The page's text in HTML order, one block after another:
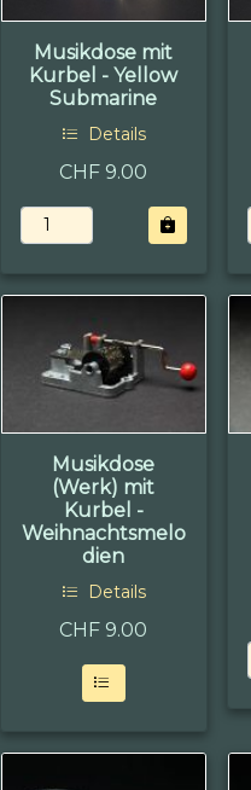
Musikdose mit
Kurbel - Yellow
Submarine
Details
CHF 9.00
Musikdose
(Werk) mit
Kurbel -
Weihnachtsmelo
dien
Details
CHF 9.00